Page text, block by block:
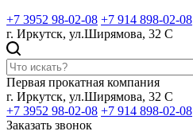
+7 3952 98-02-08 +7 914 898-02-08
г. Иркутск, ул.Ширямова, 32 С
Первая прокатная компания
г. Иркутск, ул.Ширямова, 32 С
+7 3952 98-02-08 +7 914 898-02-08
Заказать звонок